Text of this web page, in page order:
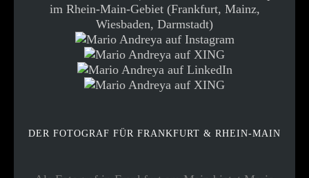
DER FOTOGRAF FÜR FRANKFURT & RHEIN-MAIN